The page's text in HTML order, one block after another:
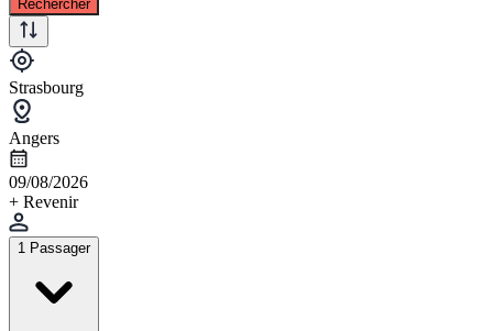
Rechercher
Strasbourg
Angers
09/08/2026
+ Revenir
1 Passager